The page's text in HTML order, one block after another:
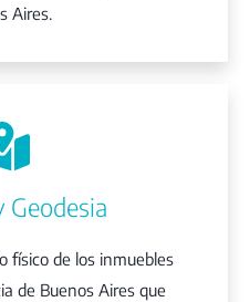
Aires.
Geodesia
físico de los inmuebles
de Buenos Aires que